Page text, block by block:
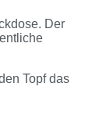
Der
Topf das